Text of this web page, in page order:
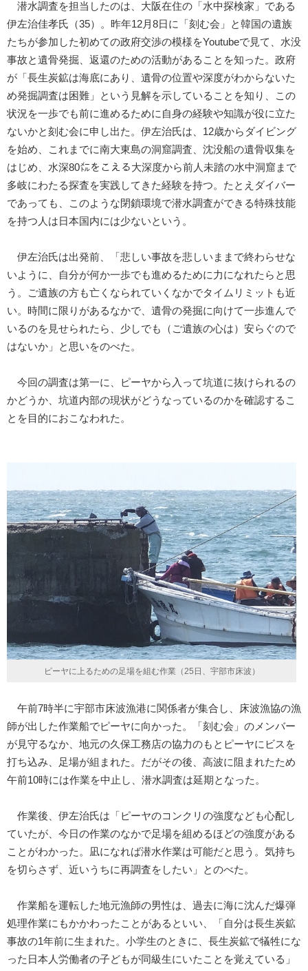
潜水調査を担当したのは、大阪在住の「水中探検家」である
伊左治佳孝氏（35）。昨年12月8日に「刻む会」と韓国の遺族
たちが参加した初めての政府交渉の模様をYoutubeで見て、水没
事故と遺骨発掘、返還のための活動があることを知った。政府
が「長生炭鉱は海底にあり、遺骨の位置や深度がわからないた
め発掘調査は困難」という見解を示していることを知り、この
状況を一歩でも前に進めるために自身の経験や知識が役に立た
ないかと刻む会に申し出た。伊左治氏は、12歳からダイビング
を始め、これまでに南大東島の洞窟調査、沈没船の遺骨収集を
はじめ、水深80㍍をこえる大深度から前人未踏の水中洞窟まで
多岐にわたる探査を実践してきた経験を持つ。たとえダイバー
であっても、このような閉鎖環境で潜水調査ができる特殊技能
を持つ人は日本国内には少ないという。
伊左治氏は出発前、「悲しい事故を悲しいままで終わらせな
いように、自分が何か一歩でも進めるために力になれたらと思
う。ご遺族の方も亡くなられていくなかでタイムリミットも近
い。時間に限りがあるなかで、遺骨の発掘に向けて一歩進んで
いるのを見せられたら、少しでも（ご遺族の心は）安らぐので
はないか」と思いをのべた。
今回の調査は第一に、ピーヤから入って坑道に抜けられるの
かどうか、坑道内部の現状がどうなっているのかを確認するこ
とを目的におこなわれた。
ピーヤに上るための足場を組む作業（25日、宇部市床波）
午前7時半に宇部市床波漁港に関係者が集合し、床波漁協の漁
師が出した作業船でピーヤに向かった。「刻む会」のメンバー
が見守るなか、地元の久保工務店の協力のもとピーヤにビスを
打ち込み、足場が組まれた。だがその後、高波に阻まれたため
午前10時には作業を中止し、潜水調査は延期となった。
作業後、伊左治氏は「ピーヤのコンクリの強度なども心配し
ていたが、今日の作業のなかで足場を組めるほどの強度がある
ことがわかった。凪になれば潜水作業は可能だと思う。気持ち
を切らさず、近いうちに再調査をしたい」とのべた。
作業船を運転した地元漁師の男性は、過去に海に沈んだ爆弾
処理作業にもかかわったことがあるといい、「自分は長生炭鉱
事故の1年前に生まれた。小学生のときに、長生炭鉱で犠牲にな
った日本人労働者の子どもが同級生にいたことを覚えている」